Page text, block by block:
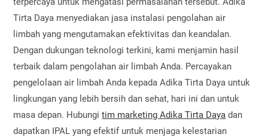
Tirta Daya menyediakan jasa instalasi pengolahan air
limbah yang mengutamakan efektivitas dan keandalan.
Dengan dukungan teknologi terkini, kami menjamin hasil
terbaik dalam pengolahan air limbah Anda. Percayakan
pengelolaan air limbah Anda kepada Adika Tirta Daya untuk
lingkungan yang lebih bersih dan sehat, hari ini dan untuk
masa depan. Hubungitim marketing Adika Tirta Daya dan
dapatkan IPAL yang efektif untuk menjaga kelestarian